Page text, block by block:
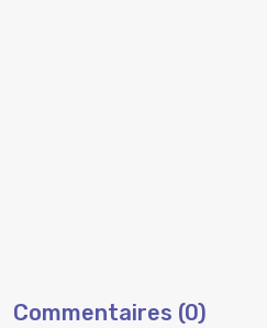
Commentaires (0)